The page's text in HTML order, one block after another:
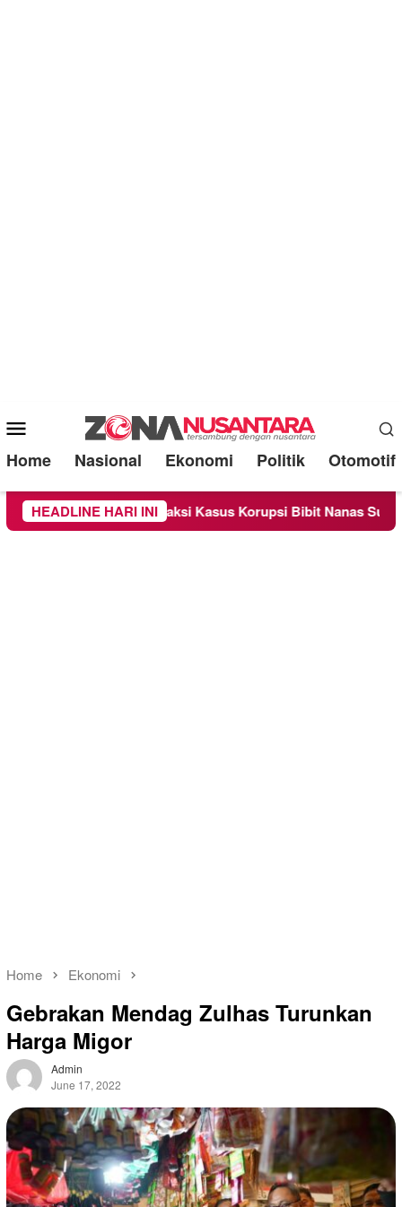
Mobile
Menu
Home Nasional Ekonomi Politik Otomotif
HEADLINE HARI INI
Sebagai Saksi Kasus Korupsi Bibit Nanas Sulsel Rp 52,4
Home Ekonomi
Gebrakan Mendag Zulhas Turunkan
Harga Migor
Admin
June 17, 2022